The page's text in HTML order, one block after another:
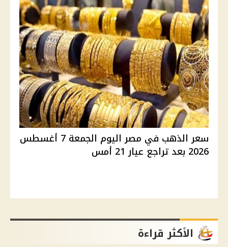
سعر الذهب في مصر اليوم الجمعة 7 أغسطس
2026 بعد تراجع عيار 21 أمس
الأكثر قراءة